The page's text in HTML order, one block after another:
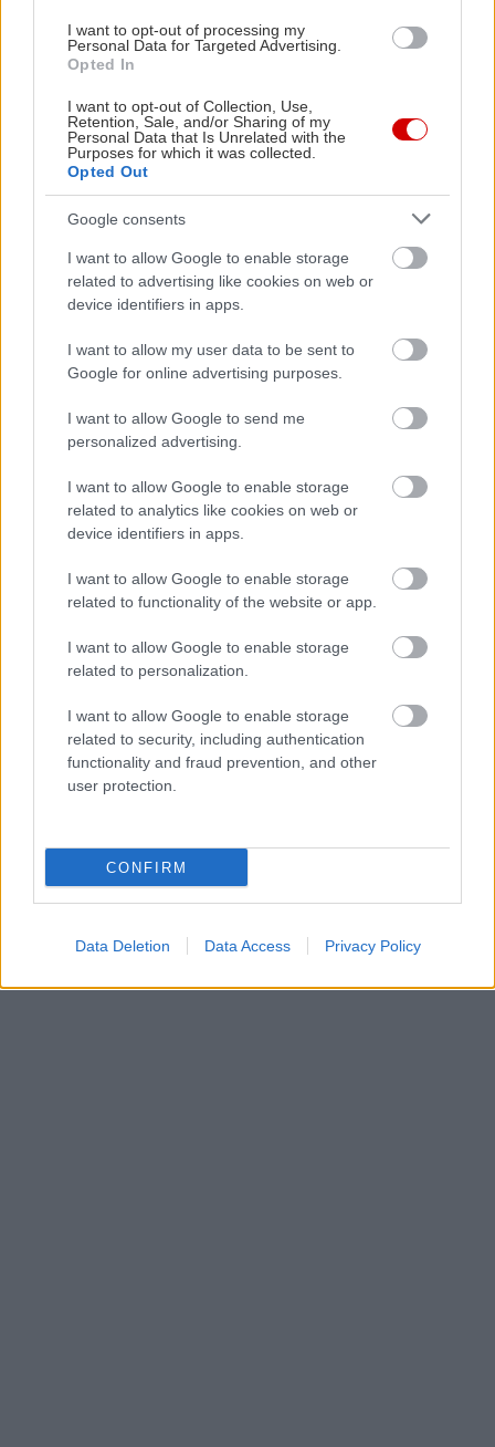
I want to opt-out of processing my
Personal Data for Targeted Advertising.
Opted In
I want to opt-out of Collection, Use,
Retention, Sale, and/or Sharing of my
Personal Data that Is Unrelated with the
Purposes for which it was collected.
Opted Out
Google consents
I want to allow Google to enable storage
related to advertising like cookies on web or
device identifiers in apps.
I want to allow my user data to be sent to
Google for online advertising purposes.
I want to allow Google to send me
personalized advertising.
I want to allow Google to enable storage
related to analytics like cookies on web or
device identifiers in apps.
I want to allow Google to enable storage
related to functionality of the website or app.
I want to allow Google to enable storage
related to personalization.
I want to allow Google to enable storage
related to security, including authentication
functionality and fraud prevention, and other
user protection.
CONFIRM
Data Deletion Data Access Privacy Policy
Δείτε ακόμη